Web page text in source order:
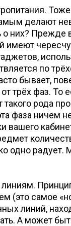
делают
них? Прежде
имеют
по
бывает,
трёх фаз. То
такого рода
фаза
одно
(это самое
линий,
А может